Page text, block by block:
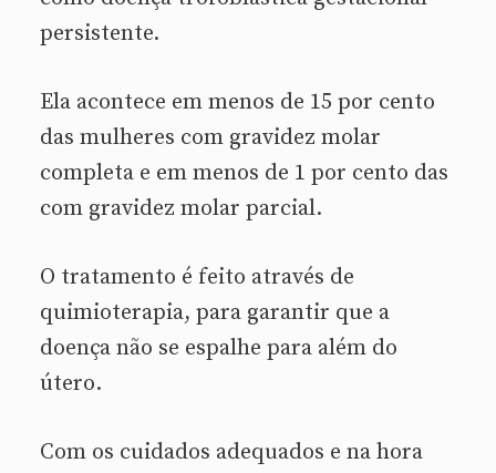
persistente.
Ela acontece em menos de 15 por cento
das mulheres com gravidez molar
completa e em menos de 1 por cento das
com gravidez molar parcial.
O tratamento é feito através de
quimioterapia, para garantir que a
doença não se espalhe para além do
útero.
Com os cuidados adequados e na hora